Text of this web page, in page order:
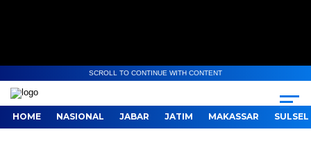
SCROLL TO CONTINUE WITH CONTENT
HOME NASIONAL JABAR JATIM MAKASSAR SULSEL